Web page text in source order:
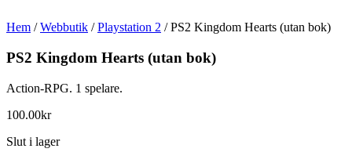
Hem /Webbutik /Playstation 2 / PS2 Kingdom Hearts (utan bok)
PS2 Kingdom Hearts (utan bok)
Action-RPG. 1 spelare.
100.00kr
Slut i lager